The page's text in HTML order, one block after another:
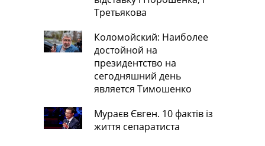
Третьякова
Коломойский: Наиболее
достойной на
президентство на
сегодняшний день
является Тимошенко
Мураєв Євген. 10 фактів із
життя сепаратиста